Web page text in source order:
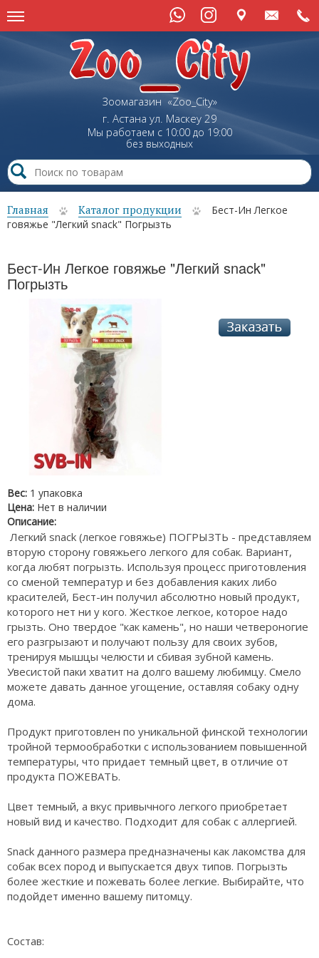
Зоомагазин «Zoo_City»
г. Астана ул. Маскеу29
Мы работаем с 10:00 до 19:00
без выходных
Главная Каталог продукции
Бест-Ин Легкое
говяжье "Легкий snack" Погрызть
Бест-Ин Легкое говяжье "Легкий snack"
Погрызть
Вес: 1 упаковка
Цена: Нет в наличии
Описание:
Легкий snack (легкое говяжье) ПОГРЫЗТЬ - представляем
вторую сторону говяжьего легкого для собак. Вариант,
когда любят погрызть. Используя процесс приготовления
со сменой температур и без добавления каких либо
красителей, Бест-ин получил абсолютно новый продукт,
которого нет ни у кого. Жесткое легкое, которое надо
грызть. Оно твердое "как камень", но наши четвероногие
его разгрызают и получают пользу для своих зубов,
тренируя мышцы челюсти и сбивая зубной камень.
Увесистой паки хватит на долго вашему любимцу. Смело
можете давать данное угощение, оставляя собаку одну
дома.
Продукт приготовлен по уникальной финской технологии
тройной термообработки с использованием повышенной
температуры, что придает темный цвет, в отличие от
продукта ПОЖЕВАТЬ.
Цвет темный, а вкус привычного легкого приобретает
новый вид и качество. Подходит для собак с аллергией.
Snack данного размера предназначены как лакомства для
собак всех пород и выпускается двух типов. Погрызть
более жесткие и пожевать более легкие. Выбирайте, что
подойдет именно вашему питомцу.
Состав: